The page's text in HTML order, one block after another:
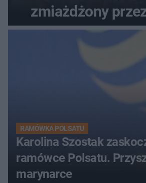
zmiażdżony
przed
RAMÓWKA POLSATU
Karolina Szostak
ramówce Polsatu.
marynarce